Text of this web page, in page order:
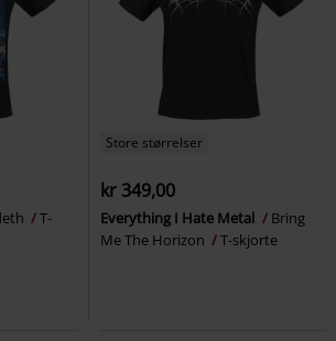
T-
Store størrelser
kr 349,00
Everything I Hate Metal
Bring
Me The Horizon
T-skjorte